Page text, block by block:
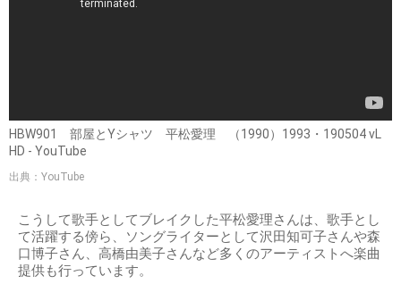
HBW901 部屋とYシャツ 平松愛理 （1990）1993・190504 vL
HD - YouTube
出典：YouTube
こうして歌手としてブレイクした平松愛理さんは、歌手とし
て活躍する傍ら、ソングライターとして沢田知可子さんや森
口博子さん、高橋由美子さんなど多くのアーティストへ楽曲
提供も行っています。